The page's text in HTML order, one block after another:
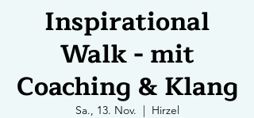
Inspirational
Walk - mit
Coaching & Klang
Sa., 13. Nov.
  |
Hirzel